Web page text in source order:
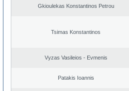
Gkioulekas Konstantinos Petrou
Tsimas Konstantinos
Vyzas Vasileios - Evmenis
Patakis Ioannis